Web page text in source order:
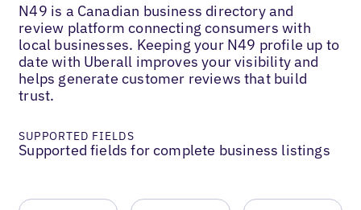
N49 is a Canadian business directory and
review platform connecting consumers with
local businesses. Keeping your N49 profile up to
date with Uberall improves your visibility and
helps generate customer reviews that build
trust.
SUPPORTED FIELDS
Supported fields for complete business listings